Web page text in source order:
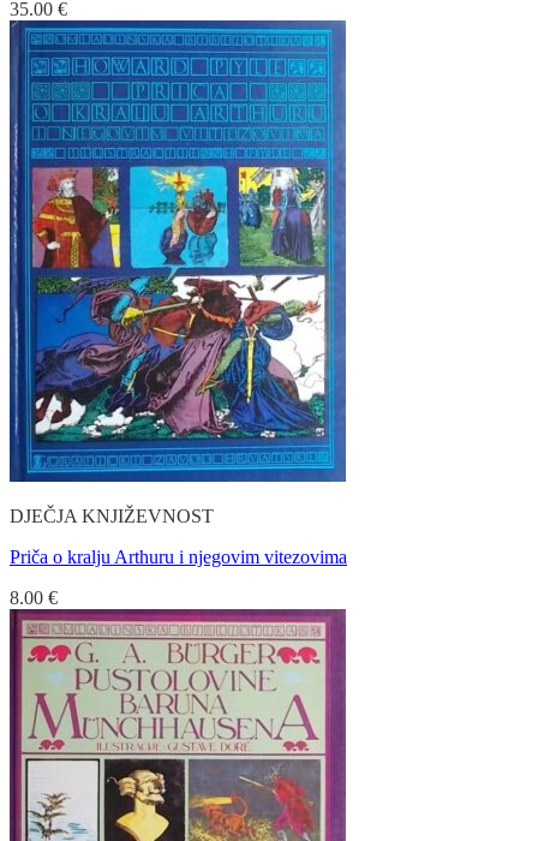
35.00 €
DJEČJA KNJIŽEVNOST
Priča o kralju Arthuru i njegovim vitezovima
8.00 €